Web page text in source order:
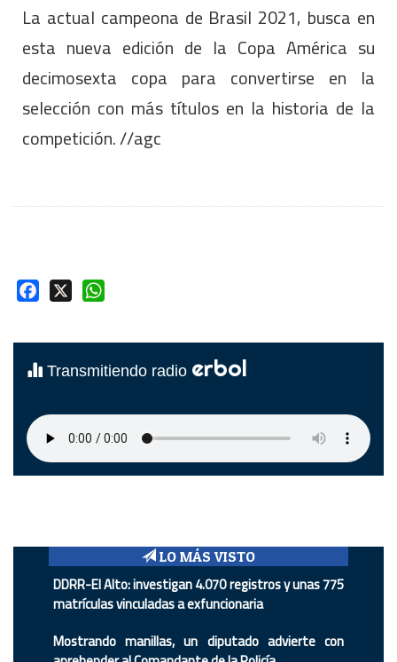
La actual campeona de Brasil 2021, busca en
esta nueva edición de la Copa América su
decimosexta copa para convertirse en la
selección con más títulos en la historia de la
competición. //agc
Facebook
Transmitiendo radio erbol
LO MÁS VISTO
DDRR-El Alto: investigan 4.070 registros y unas 775
matrículas vinculadas a exfuncionaria
Mostrando manillas, un diputado advierte con